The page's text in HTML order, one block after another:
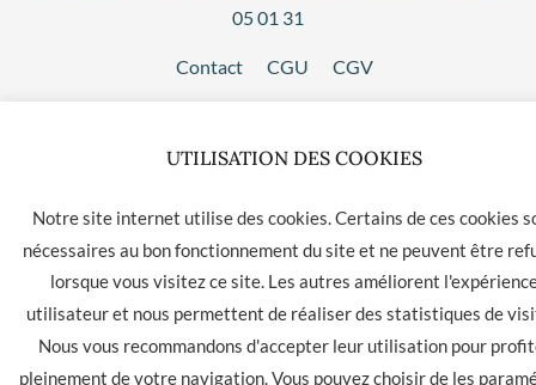
05 01 31
Contact CGU CGV
UTILISATION DES COOKIES
Notre site internet utilise des cookies. Certains de ces cookies
nécessaires au bon fonctionnement du site et ne peuvent être
lorsque vous visitez ce site. Les autres améliorent
utilisateur et nous permettent de réaliser des statistiques de
Nous vous recommandons d'accepter leur utilisation pour
pleinement de votre navigation. Vous pouvez choisir de les